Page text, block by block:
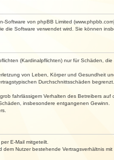
Software von phpBB Limited
Software verwendet wird. Sie können
(Kardinalpflichten) nur für Schäden,
von Leben, Körper und Gesundheit
Durchschnittsschäden
fahrlässigem Verhalten des Betreibers auf
insbesondere entgangenen Gewinn.
E-Mail mitgeteilt.
Nutzer bestehende Vertragsverhältnis mit